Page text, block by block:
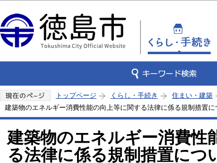
トップページ くらし・手続き
住まい・建築
建築物のエネルギー消費性能の向上等に関する法律に係る規制措置に
建築物のエネルギー消費性
る法律に係る規制措置につ